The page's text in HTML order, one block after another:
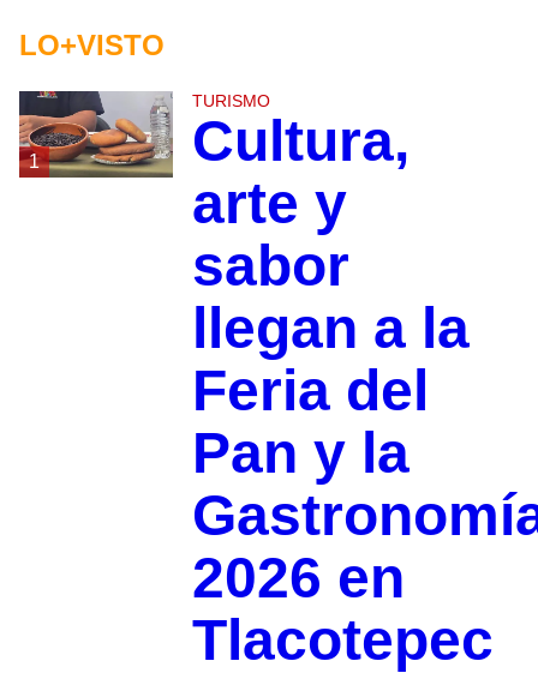
LO+VISTO
1
TURISMO
Cultura,
arte y
sabor
llegan a la
Feria del
Pan y la
2026 en
Tlacotepec